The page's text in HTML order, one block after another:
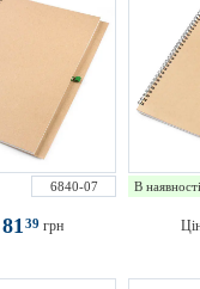
6840-07
8139 грн
В наявності